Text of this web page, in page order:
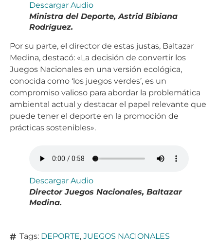
Descargar Audio
Ministra del Deporte, Astrid Bibiana
Rodríguez.
Por su parte, el director de estas justas, Baltazar
Medina, destacó: «La decisión de convertir los
Juegos Nacionales en una versión ecológica,
conocida como ‘los juegos verdes’, es un
compromiso valioso para abordar la problemática
ambiental actual y destacar el papel relevante que
puede tener el deporte en la promoción de
prácticas sostenibles».
Descargar Audio
Director Juegos Nacionales, Baltazar
Medina.
Tags: DEPORTE, JUEGOS NACIONALES